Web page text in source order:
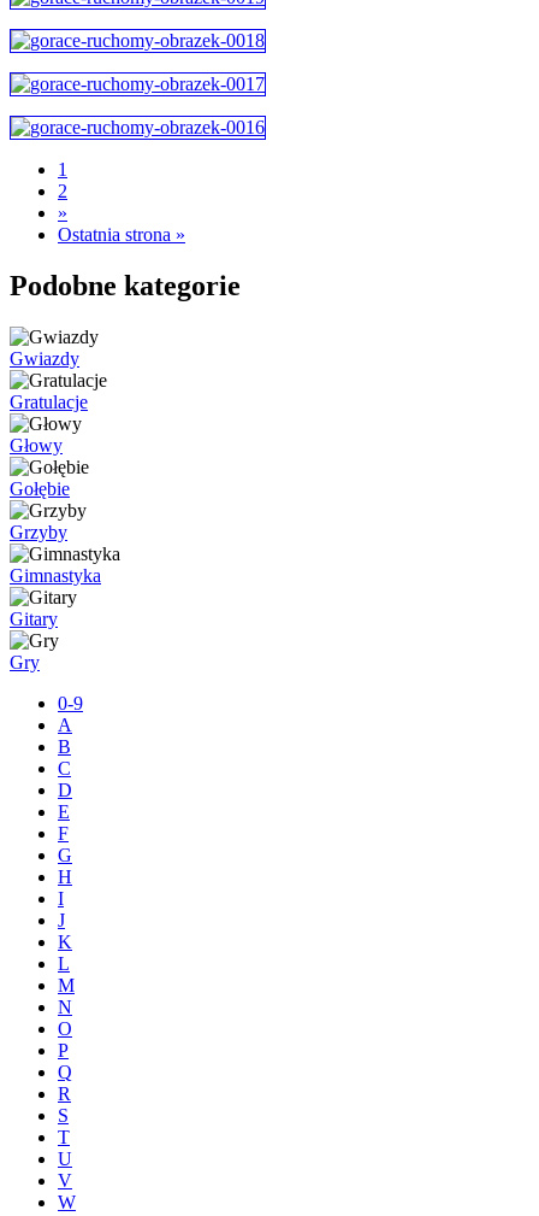
1
2
»
Ostatnia strona »
Podobne kategorie
Gwiazdy
Gratulacje
Głowy
Gołębie
Grzyby
Gimnastyka
Gitary
Gry
0-9
A
B
C
D
E
F
G
H
I
J
K
L
M
N
O
P
Q
R
S
T
U
V
W